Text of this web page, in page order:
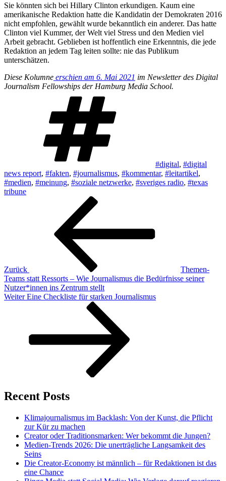
Sie könnten sich bei Hillary Clinton erkundigen. Kaum eine
amerikanische Redaktion hatte die Kandidatin der Demokraten 2016
nicht empfohlen, gewählt wurde bekanntlich ein anderer. Das hatte
Clinton viel Kummer, der Welt viel Stress und den Medien viel
Arbeit gebracht. Geblieben ist hoffentlich eine Erkenntnis, die jede
Redaktion an jedem Tag leiten sollte: nie das Publikum
unterschätzen.
Diese Kolumne erschien am 6. Mai 2021 im Newsletter des Digital
Journalism Fellowships der Hamburg Media School.
#digital, #digital
news report, #fakten, #journalismus, #kommentar, #leitartikel,
#medien, #meinung, #soziale netzwerke, #sveriges radio, #texas
tribune
Beitragsnavigation
Zurück
Themen-
Teams statt Ressorts – Wie Journalismus die Bedürfnisse seiner
Nutzer*innen ins Zentrum stellt
Nächster
Weiter Eine Checkliste für starken Journalismus
Recent Posts
Klimajournalismus im Backlash: Von der Kunst, die Pflicht
zur Kür zu machen
Creator oder Traditionsmarken: Wer bekommt die Jungen?
Medien-Trends 2026: Die unerträgliche Langsamkeit des
Seins
Die Creator-Economy ist männlich – für Redaktionen ist das
eine Chance